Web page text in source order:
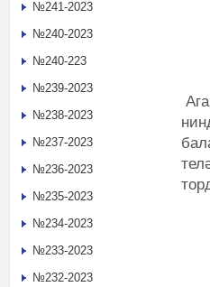
№241-2023
№240-2023
№240-223
№239-2023
№238-2023
№237-2023
№236-2023
№235-2023
№234-2023
№233-2023
№232-2023